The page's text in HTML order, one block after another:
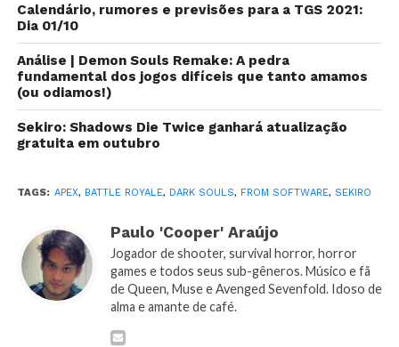
O presidente daFrom Software e criador de
Soulsdisse em uma recente entrevista ao portal
Telegraphque não descarta a possibilidade de criar
umBattle Royale.
gamers, e isso pode ser confirmado através dos
Legends , atingindo a marca de50 milhões
apenas um mês após o seu lançamento. Mesmo sendo
um gênero muito diferente do universosingle-player
de Dark Souls, o seu criador,Hidetaka Miyazaki,
disse que é um amante do gênero e que não descarta
entrar no mundo do Battle Royale.
Calendário, rumores e previsões para a TGS 2021:
Dia 01/10
Análise | Demon Souls Remake: A pedra
fundamental dos jogos difíceis que tanto amamos
(ou odiamos!)
Sekiro: Shadows Die Twice ganhará atualização
gratuita em outubro
TAGS: APEX, BATTLE ROYALE, DARK SOULS, FROM SOFTWARE, SEKIRO
Paulo 'Cooper' Araújo
Jogador de shooter, survival horror, horror
games e todos seus sub-gêneros. Músico e fã
de Queen, Muse e Avenged Sevenfold. Idoso de
alma e amante de café.